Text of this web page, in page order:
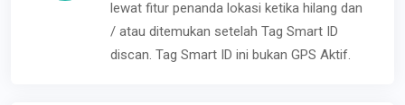
lewat fitur penanda lokasi ketika hilang dan
/ atau ditemukan setelah Tag Smart ID
discan. Tag Smart ID ini bukan GPS Aktif.